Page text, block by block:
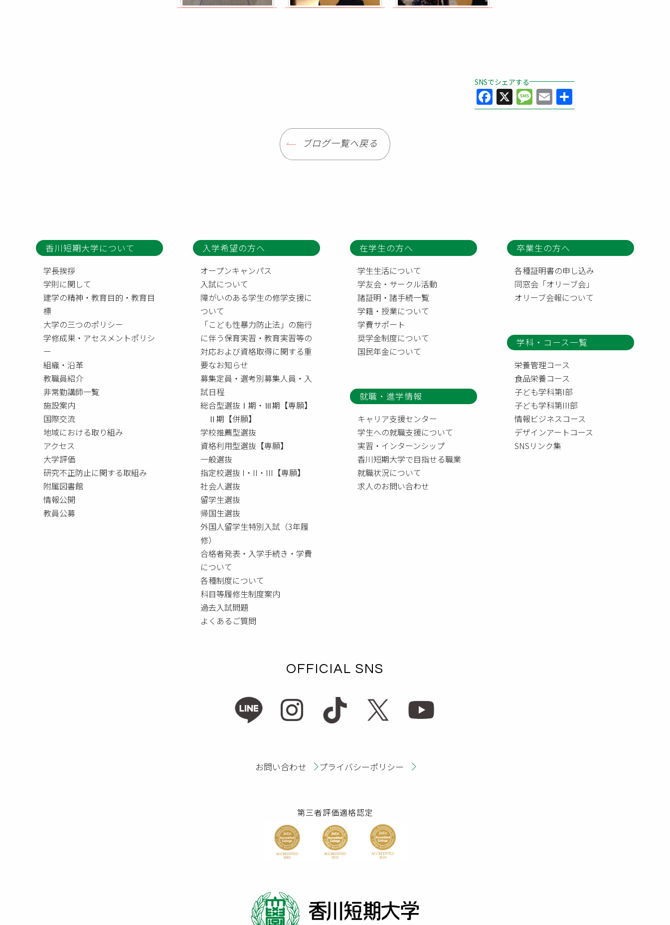
SNSでシェアする
Facebook
X Message
Email
有
ブログ一覧へ戻る
香川短期大学について
学長挨拶
学則に関して
建学の精神・教育目的・教育目
標
大学の三つのポリシー
学修成果・アセスメントポリシ
ー
組織・沿革
教職員紹介
非常勤講師一覧
施設案内
国際交流
地域における取り組み
アクセス
大学評価
研究不正防止に関する取組み
附属図書館
情報公開
教員公募
入学希望の方へ
オープンキャンパス
入試について
障がいのある学生の修学支援に
ついて
「こども性暴力防止法」の施行
に伴う保育実習・教育実習等の
対応および資格取得に関する重
要なお知らせ
募集定員・選考別募集人員・入
試日程
総合型選抜Ⅰ期・Ⅲ期【専願】
Ⅱ期【併願】
学校推薦型選抜
資格利用型選抜【専願】
一般選抜
指定校選抜 I・II・III【専願】
社会人選抜
留学生選抜
帰国生選抜
外国人留学生特別入試（3年履
修）
合格者発表・入学手続き・学費
について
各種制度について
科目等履修生制度案内
過去入試問題
よくあるご質問
在学生の方へ
学生生活について
学友会・サークル活動
諸証明・諸手続一覧
学籍・授業について
学費サポート
奨学金制度について
国民年金について
卒業生の方へ
各種証明書の申し込み
同窓会「オリーブ会」
オリーブ会報について
学科・コース一覧
栄養管理コース
食品栄養コース
子ども学科第I部
子ども学科第III部
情報ビジネスコース
デザインアートコース
SNSリンク集
就職・進学情報
キャリア支援センター
学生への就職支援について
実習・インターンシップ
香川短期大学で目指せる職業
就職状況について
求人のお問い合わせ
OFFICIAL SNS
お問い合わせ プライバシーポリシー
第三者評価適格認定